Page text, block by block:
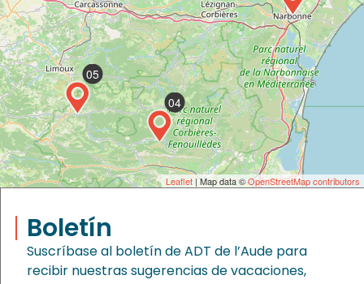
04
05
Leaflet | Map data ©OpenStreetMap contributors
Boletín
Suscríbase al boletín de ADT de l’Aude para
recibir nuestras sugerencias de vacaciones,